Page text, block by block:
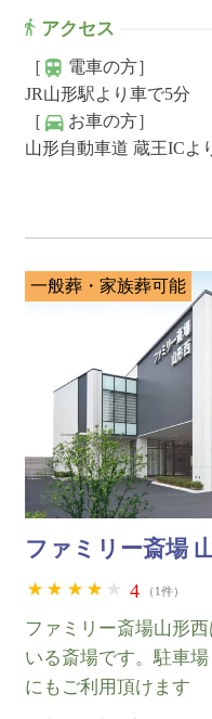
アクセス
［
電車の方］
JR山形駅より車で5分
［
お車の方］
山形自動車道 蔵王ICよ
一般葬・家族葬可能
ファミリー斎場
4 （1件）
ファミリー斎場山形
いる斎場です。駐車
にもご利用頂けます